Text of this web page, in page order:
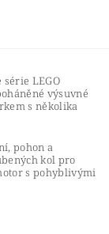
LEGO
výsuvné
s několika
pohon a
kol pro
s pohyblivými